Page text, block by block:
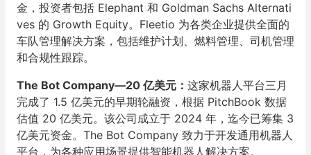
金，投资者包括 Elephant 和 Goldman Sachs Alternati
ves 的 Growth Equity。Fleetio 为各类企业提供全面的
车队管理解决方案，包括维护计划、燃料管理、司机管理
和合规性跟踪。
The Bot Company—20 亿美元： 这家机器人平台三月
完成了 1.5 亿美元的早期轮融资，根据 PitchBook 数据
估值 20 亿美元。该公司成立于 2024 年，迄今已筹集 3
亿美元资金。The Bot Company 致力于开发通用机器人
平台，为各种应用场景提供智能机器人解决方案。